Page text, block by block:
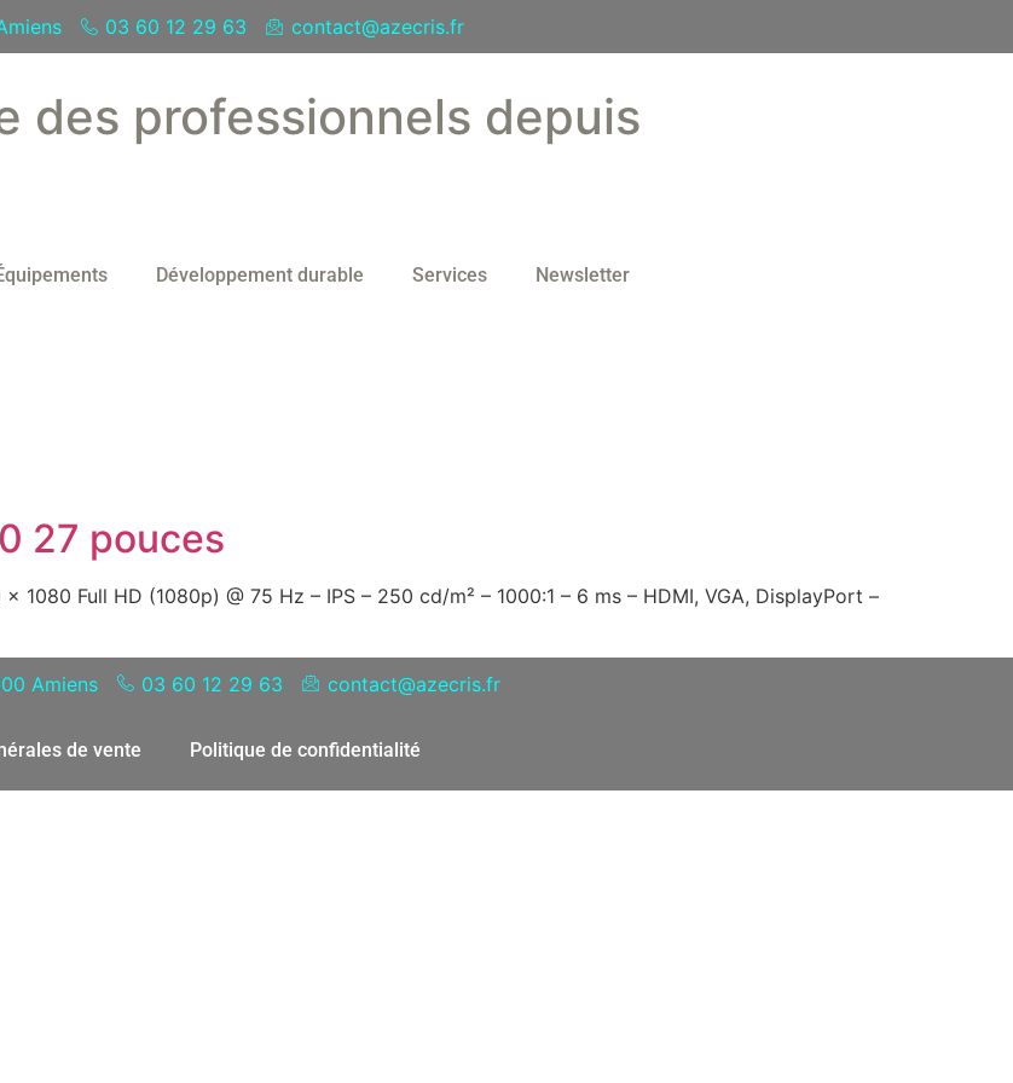
03 60 12 29 63 contact@azecris.fr
des professionnels depuis
Développement durable Services Newsletter
27 pouces
1080 Full HD (1080p) @ 75 Hz – IPS – 250 cd/m² – 1000:1 – 6 ms – HDMI, VGA, DisplayPort –
Amiens 03 60 12 29 63 contact@azecris.fr
de vente Politique de confidentialité